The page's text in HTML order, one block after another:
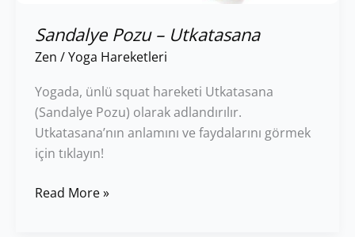
Sandalye Pozu – Utkatasana
Zen /Yoga Hareketleri
Yogada, ünlü squat hareketi Utkatasana
(Sandalye Pozu) olarak adlandırılır.
Utkatasana’nın anlamını ve faydalarını görmek
için tıklayın!
Read More »